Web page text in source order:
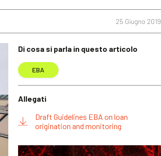
25 Giugno 2019
Di cosa si parla in questo articolo
EBA
Allegati
Draft Guidelines EBA on loan
origination and monitoring